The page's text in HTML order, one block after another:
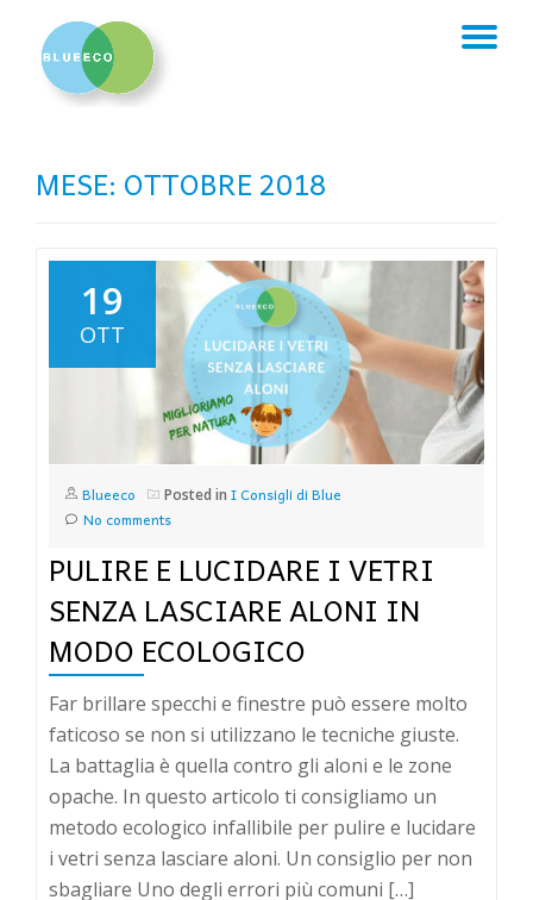
MESE: OTTOBRE 2018
19
OTT
Blueeco Posted in I Consigli di Blue
No comments
PULIRE E LUCIDARE I VETRI
SENZA LASCIARE ALONI IN
MODO ECOLOGICO
Far brillare specchi e finestre può essere molto
faticoso se non si utilizzano le tecniche giuste.
La battaglia è quella contro gli aloni e le zone
opache. In questo articolo ti consigliamo un
metodo ecologico infallibile per pulire e lucidare
i vetri senza lasciare aloni. Un consiglio per non
sbagliare Uno degli errori più comuni […]